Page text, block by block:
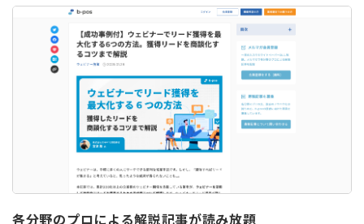
各分野のプロによる解説記事が読み放題